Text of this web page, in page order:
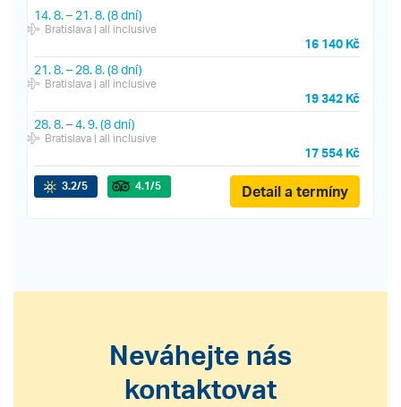
14. 8.– 21. 8.(8 dní)
Bratislava| all inclusive
16 140 Kč
21. 8.– 28. 8.(8 dní)
Bratislava| all inclusive
19 342 Kč
28. 8.–4. 9.(8 dní)
Bratislava| all inclusive
17 554 Kč
3.2/5 4.1/5 Detail a termíny
Neváhejte nás
kontaktovat